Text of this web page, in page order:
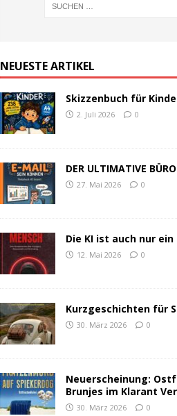
NEUESTE ARTIKEL
Skizzenbuch für
2. Juli 2026 0
DER ULTIMATIVE
27. Mai 2026 0
Die KI ist auch nur ein
12. Mai 2026 0
Kurzgeschichten für
30. März 2026 0
Neuerscheinung:
Brunjes im Klarant
30. März 2026 0